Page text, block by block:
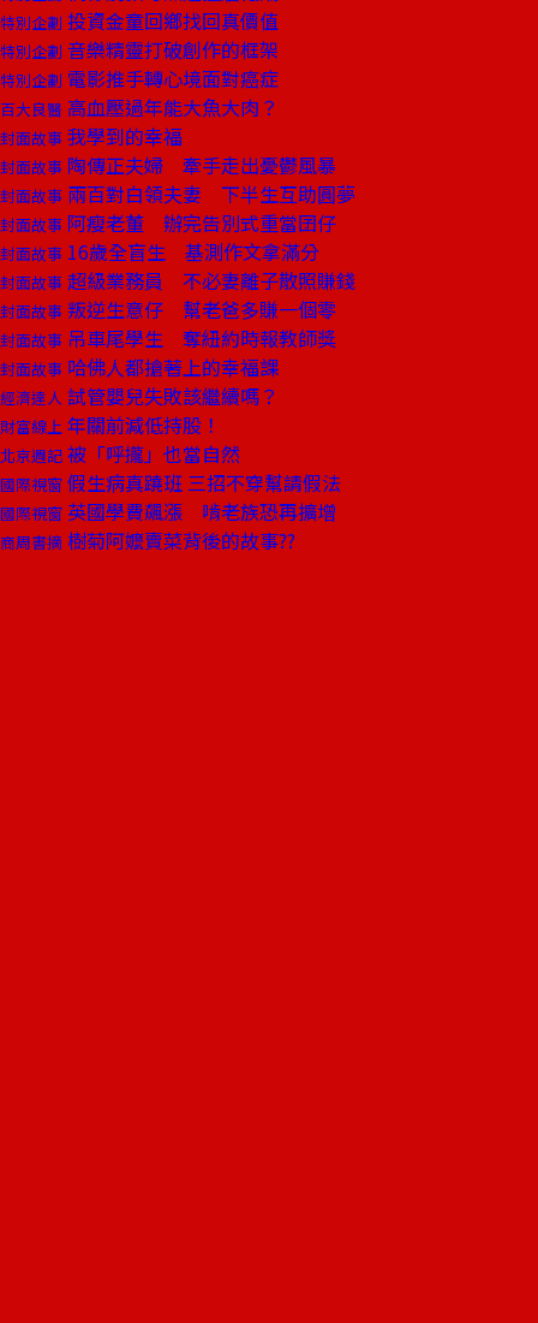
特別企劃 投資金童回鄉找回真價值
特別企劃 音樂精靈打破創作的框架
特別企劃 電影推手轉心境面對癌症
百大良醫 高血壓過年能大魚大肉？
封面故事 我學到的幸福
封面故事 陶傳正夫婦 牽手走出憂鬱風暴
封面故事 兩百對白領夫妻 下半生互助圓夢
封面故事 阿瘦老董 辦完告別式重當囝仔
封面故事 16歲全盲生 基測作文拿滿分
封面故事 超級業務員 不必妻離子散照賺錢
封面故事 叛逆生意仔 幫老爸多賺一個零
封面故事 吊車尾學生 奪紐約時報教師獎
封面故事 哈佛人都搶著上的幸福課
經濟達人 試管嬰兒失敗該繼續嗎？
財富線上 年關前減低持股！
北京週記 被「呼攏」也當自然
國際視窗 假生病真蹺班 三招不穿幫請假法
國際視窗 英國學費飆漲 啃老族恐再擴增
商周書摘 樹菊阿嬤賣菜背後的故事??